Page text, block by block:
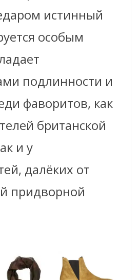
истинный
особым
подлинности и
фаворитов, как
британской
и у
далёких от
придворной